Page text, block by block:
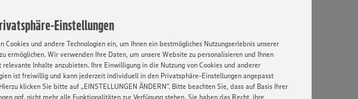
Einstellungen
Cookies und andere Technologien ein, um Ihnen ein bestmögliches Nutzungserlebnis unserer
ermöglichen. Wir verwenden Ihre Daten, um unsere Website zu personalisieren und Ihnen
relevante Inhalte anzubieten. Ihre Einwilligung in die Nutzung von Cookies und anderer
ist freiwillig und kann jederzeit individuell in den Privatsphäre-Einstellungen angepasst
klicken Sie bitte auf „EINSTELLUNGEN ÄNDERN”. Bitte beachten Sie, dass auf Basis Ihrer
ggf. nicht mehr alle Funktionalitäten zur Verfügung stehen. Sie haben das Recht, ihre
und sozialer Herkunft,
und Identität.